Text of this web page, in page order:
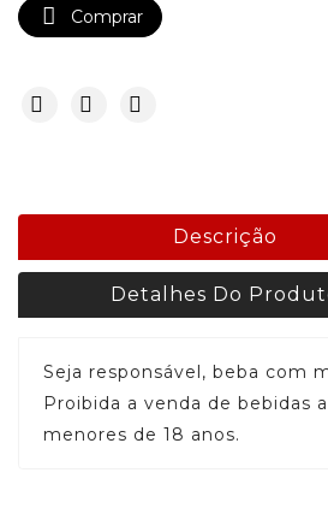
 Comprar
Descrição
Detalhes Do
Seja responsável, beba com
Proibida a venda de bebidas
menores de 18 anos.